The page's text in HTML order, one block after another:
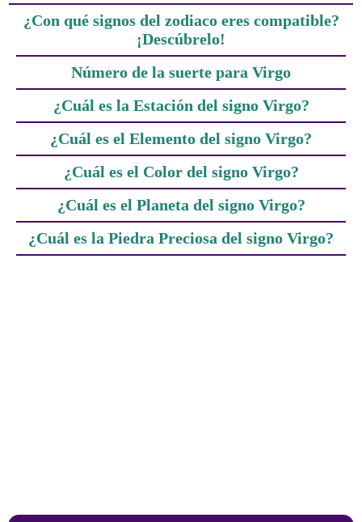
¿Con qué signos del zodiaco eres compatible?
¡Descúbrelo!
Número de la suerte para Virgo
¿Cuál es la Estación del signo Virgo?
¿Cuál es el Elemento del signo Virgo?
¿Cuál es el Color del signo Virgo?
¿Cuál es el Planeta del signo Virgo?
¿Cuál es la Piedra Preciosa del signo Virgo?